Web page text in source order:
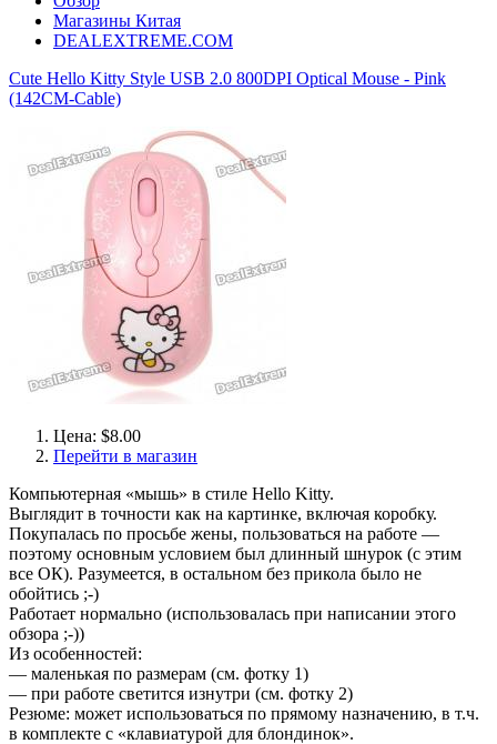
Магазины Китая
DEALEXTREME.COM
Cute Hello Kitty Style USB 2.0 800DPI Optical Mouse - Pink
(142CM-Cable)
Цена: $8.00
Перейти в магазин
Компьютерная «мышь» в стиле Hello Kitty.
Выглядит в точности как на картинке, включая коробку.
Покупалась по просьбе жены, пользоваться на работе —
поэтому основным условием был длинный шнурок (с этим
все ОК). Разумеется, в остальном без прикола было не
обойтись ;-)
Работает нормально (использовалась при написании этого
обзора ;-))
Из особенностей:
— маленькая по размерам (см. фотку 1)
— при работе светится изнутри (см. фотку 2)
Резюме: может использоваться по прямому назначению, в т.ч.
в комплекте с «клавиатурой для блондинок».